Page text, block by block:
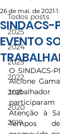
Todos posts
2025
2024
2023
2022
2021
2020
2019
SINDACS-
EVENTO
26 de mai. de 2021
O SINDACS-
Alcione
participaram
Atenção à
Tempos